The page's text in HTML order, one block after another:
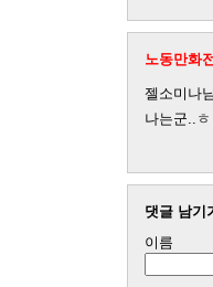
노동만화
젤소미나
나는군..
댓글 남기
이름